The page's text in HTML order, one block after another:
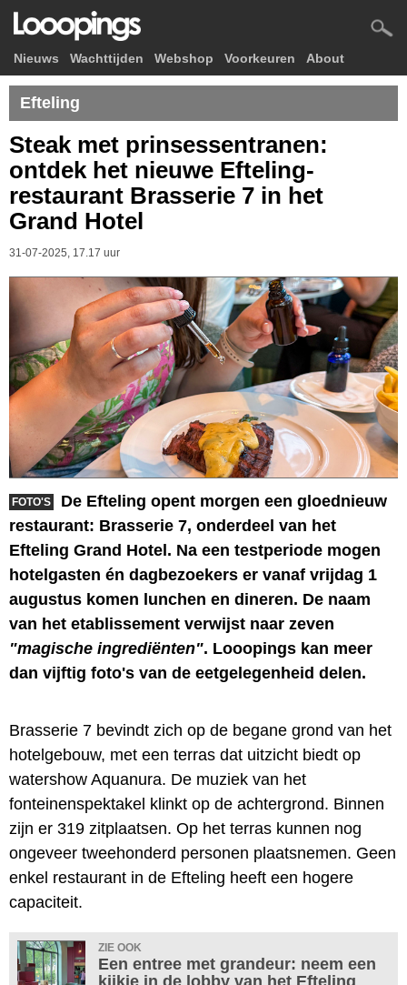
Nieuws Wachttijden Webshop Voorkeuren About
Efteling
Steak met prinsessentranen:
ontdek het nieuwe Efteling-
restaurant Brasserie 7 in het
Grand Hotel
31-07-2025, 17.17 uur
FOTO'S
De Efteling opent morgen een gloednieuw
restaurant: Brasserie 7, onderdeel van het
Efteling Grand Hotel. Na een testperiode mogen
hotelgasten én dagbezoekers er vanaf vrijdag 1
augustus komen lunchen en dineren. De naam
van het etablissement verwijst naar zeven
"magische ingrediënten". Looopings kan meer
dan vijftig foto's van de eetgelegenheid delen.
Brasserie 7 bevindt zich op de begane grond van het
hotelgebouw, met een terras dat uitzicht biedt op
watershow Aquanura. De muziek van het
fonteinenspektakel klinkt op de achtergrond. Binnen
zijn er 319 zitplaatsen. Op het terras kunnen nog
ongeveer tweehonderd personen plaatsnemen. Geen
enkel restaurant in de Efteling heeft een hogere
capaciteit.
ZIE OOK
Een entree met grandeur: neem een
kijkje in de lobby van het Efteling